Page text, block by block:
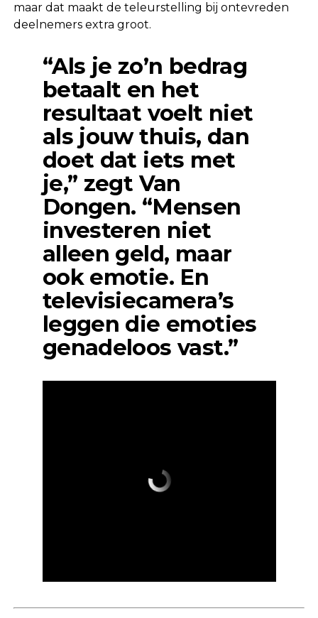
maar dat maakt de teleurstelling bij ontevreden
deelnemers extra groot.
“Als je zo’n bedrag
betaalt en het
resultaat voelt niet
als jouw thuis, dan
doet dat iets met
je,” zegt Van
Dongen. “Mensen
investeren niet
alleen geld, maar
ook emotie. En
televisiecamera’s
leggen die emoties
genadeloos vast.”